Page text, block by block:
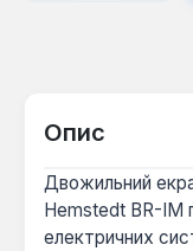
Опис
Двожильний
Hemstedt BR-IM
електричних